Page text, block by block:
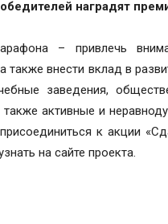
наградят
– привлечь
также внести вклад в
заведения,
также активные и
к акции
на сайте проекта.